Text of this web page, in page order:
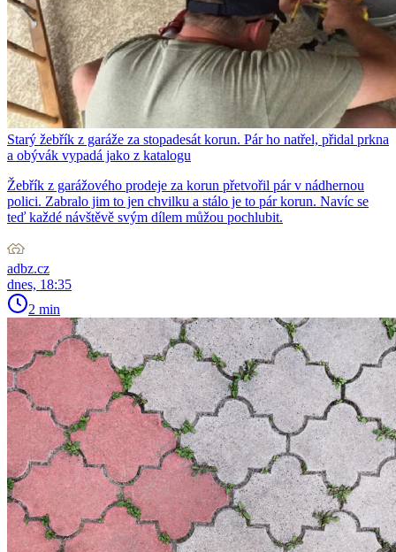
Starý žebřík z garáže za stopadesát korun. Pár ho natřel, přidal prkna
a obývák vypadá jako z katalogu
Žebřík z garážového prodeje za korun přetvořil pár v nádhernou
polici. Zabralo jim to jen chvilku a stálo je to pár korun. Navíc se
teď každé návštěvě svým dílem můžou pochlubit.
adbz.cz
dnes, 18:35
2 min